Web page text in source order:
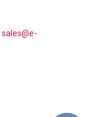
sales@e-